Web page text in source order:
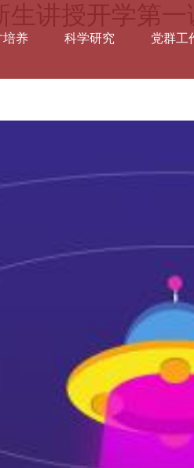
讲授开学第
培养 科学研究 党群工